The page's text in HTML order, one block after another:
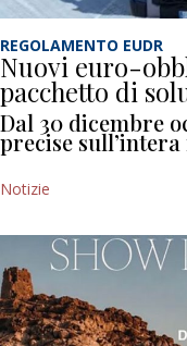
REGOLAMENTO EUDR
Nuovi euro-
pacchetto di
Dal 30 dicembre
precise
Notizie